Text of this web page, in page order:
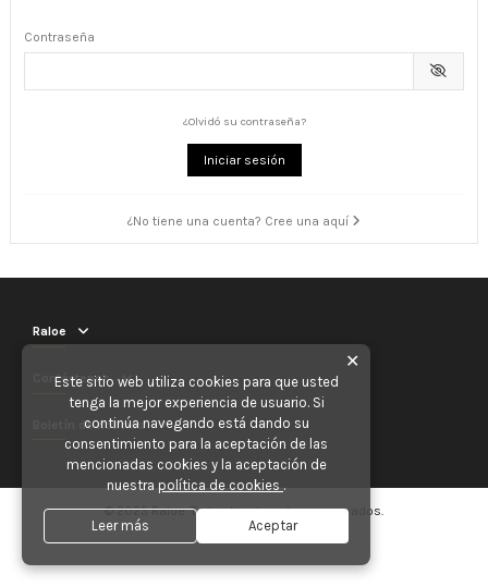
Contraseña
¿Olvidó su contraseña?
Iniciar sesión
¿No tiene una cuenta? Cree una aquí
Raloe
Contáctenos
Boletín de noticias
© 2025 Raloe. Todos los derechos reservados.
✕
Este sitio web utiliza cookies para que usted
tenga la mejor experiencia de usuario. Si
continúa navegando está dando su
consentimiento para la aceptación de las
mencionadas cookies y la aceptación de
nuestra política de cookies .
Leer más Aceptar